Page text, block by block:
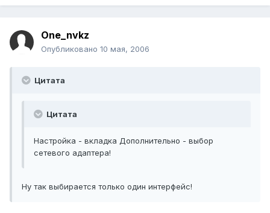
One_nvkz
Опубликовано 10 мая, 2006
Цитата
Цитата
Настройка - вкладка Дополнительно - выбор
сетевого адаптера!
Ну так выбирается только один интерфейс!